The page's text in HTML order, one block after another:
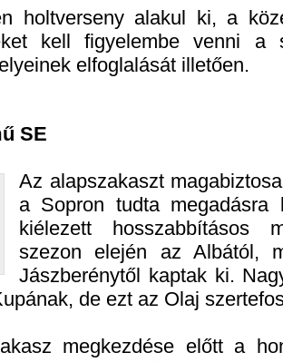
holtverseny alakul ki, a
kell figyelembe venni a
elfoglalását illetően.
SE
Az alapszakaszt
a Sopron tudta megadásra
kiélezett hosszabbításos
szezon elején az Albától,
Jászberénytől kaptak ki.
de ezt az Olaj
megkezdése előtt a